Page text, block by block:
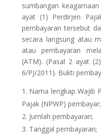
sumbangan
ayat (1) Perdirjen
pembayaran tersebut
secara langsung atau
atau pembayaran
(ATM). (Pasal 2 ayat
6/PJ/2011). Bukti
Nama lengkap Wajib
Pajak (NPWP) pembayar;
Jumlah pembayaran;
Tanggal pembayaran;